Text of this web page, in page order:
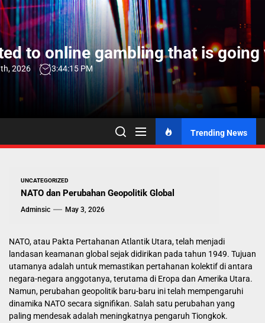
Skip
to
the
contentto online gambling that is going
2026 3:44:16 PM
Trending News
UNCATEGORIZED
NATO dan Perubahan Geopolitik Global
Adminsic May 3, 2026
NATO, atau Pakta Pertahanan Atlantik Utara, telah menjadi
landasan keamanan global sejak didirikan pada tahun 1949. Tujuan
utamanya adalah untuk memastikan pertahanan kolektif di antara
negara-negara anggotanya, terutama di Eropa dan Amerika Utara.
Namun, perubahan geopolitik baru-baru ini telah mempengaruhi
dinamika NATO secara signifikan. Salah satu perubahan yang
paling mendesak adalah meningkatnya pengaruh Tiongkok.